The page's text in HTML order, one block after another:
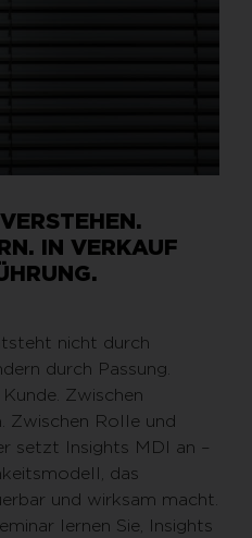
IN VERKAUF
nicht durch
durch Passung.
Zwischen
Zwischen Rolle und
setzt Insights MDI an –
das
und wirksam macht.
lernen Sie, Insights